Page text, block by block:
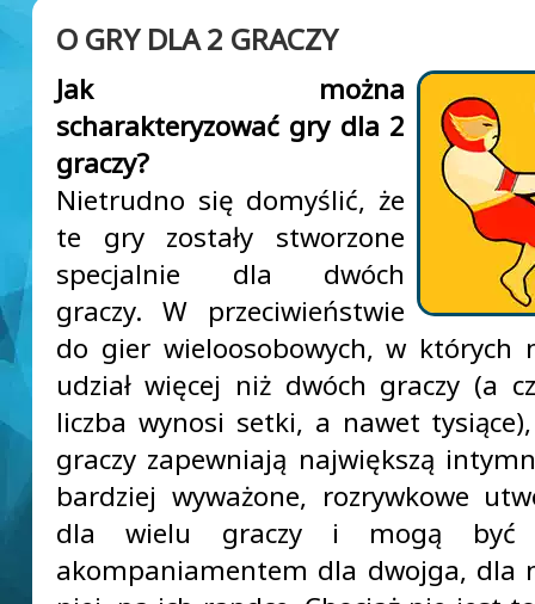
O GRY DLA 2 GRACZY
Jak można
scharakteryzować gry dla 2
graczy?
Nietrudno się domyślić, że
te gry zostały stworzone
specjalnie dla dwóch
graczy. W przeciwieństwie
do gier wieloosobowych, w których
udział więcej niż dwóch graczy (a
liczba wynosi setki, a nawet
graczy zapewniają największą
bardziej wyważone, rozrywkowe
dla wielu graczy i mogą być
akompaniamentem dla dwojga, dla